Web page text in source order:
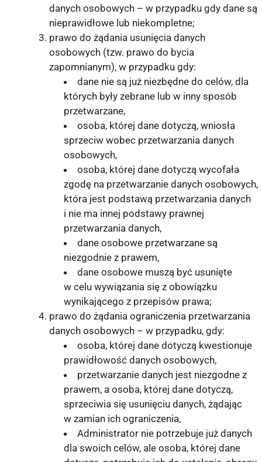
danych osobowych – w przypadku gdy dane są
nieprawidłowe lub niekompletne;
prawo do żądania usunięcia danych
osobowych (tzw. prawo do bycia
zapomnianym), w przypadku gdy:
dane nie są już niezbędne do celów, dla
których były zebrane lub w inny sposób
przetwarzane,
osoba, której dane dotyczą, wniosła
sprzeciw wobec przetwarzania danych
osobowych,
osoba, której dane dotyczą wycofała
zgodę na przetwarzanie danych osobowych,
która jest podstawą przetwarzania danych
i nie ma innej podstawy prawnej
przetwarzania danych,
dane osobowe przetwarzane są
niezgodnie z prawem,
dane osobowe muszą być usunięte
w celu wywiązania się z obowiązku
wynikającego z przepisów prawa;
prawo do żądania ograniczenia przetwarzania
danych osobowych – w przypadku, gdy:
osoba, której dane dotyczą kwestionuje
prawidłowość danych osobowych,
przetwarzanie danych jest niezgodne z
prawem, a osoba, której dane dotyczą,
sprzeciwia się usunięciu danych, żądając
w zamian ich ograniczenia,
Administrator nie potrzebuje już danych
dla swoich celów, ale osoba, której dane